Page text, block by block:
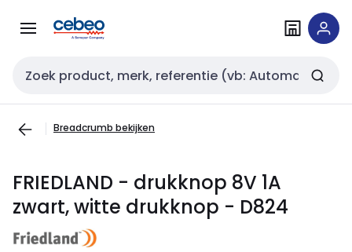
naar
naar
Zoekveld invoer
Breadcrumb bekijken
FRIEDLAND - drukknop 8V 1A
zwart, witte drukknop - D824